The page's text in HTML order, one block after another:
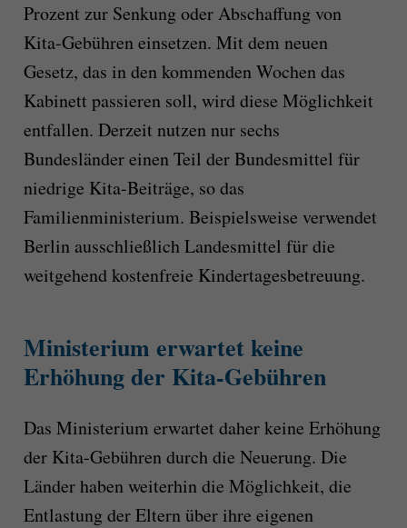
Prozent zur Senkung oder Abschaffung von
Kita-Gebühren einsetzen. Mit dem neuen
Gesetz, das in den kommenden Wochen das
Kabinett passieren soll, wird diese Möglichkeit
entfallen. Derzeit nutzen nur sechs
Bundesländer einen Teil der Bundesmittel für
niedrige Kita-Beiträge, so das
Familienministerium. Beispielsweise verwendet
Berlin ausschließlich Landesmittel für die
weitgehend kostenfreie Kindertagesbetreuung.
Ministerium erwartet keine
Erhöhung der Kita-Gebühren
Das Ministerium erwartet daher keine Erhöhung
der Kita-Gebühren durch die Neuerung. Die
Länder haben weiterhin die Möglichkeit, die
Entlastung der Eltern über ihre eigenen